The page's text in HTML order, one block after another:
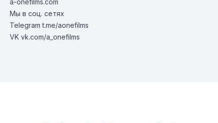
a-onefilms.com
Мы в соц. сетях
Telegram t.me/aonefilms
VK vk.com/a_onefilms